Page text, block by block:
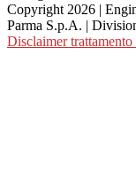
Copyright 2026 |
Parma S.p.A. |
Disclaimer trattamento